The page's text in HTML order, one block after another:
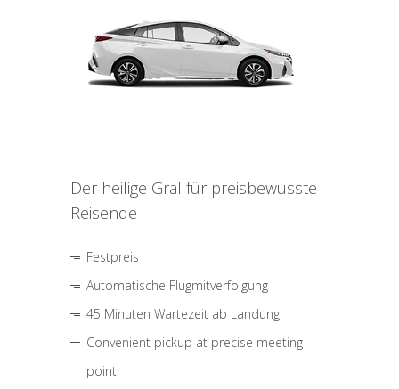
Der heilige Gral für preisbewusste
Reisende
Festpreis
Automatische Flugmitverfolgung
45 Minuten Wartezeit ab Landung
Convenient pickup at precise meeting
point